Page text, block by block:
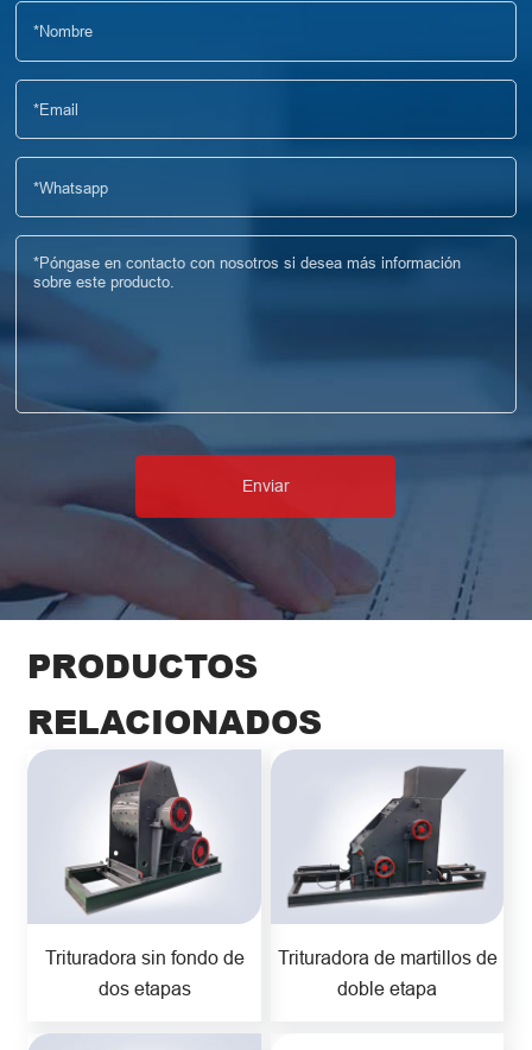
PRODUCTOS
RELACIONADOS
Trituradora sin fondo de
dos etapas
Trituradora de martillos de
doble etapa